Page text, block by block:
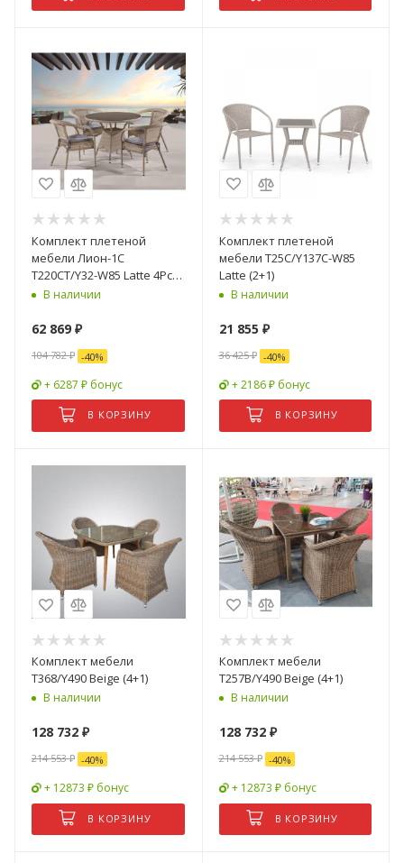
Комплект плетеной
мебели Лион-1C
T220CT/Y32-W85 Latte 4Pcs
(4+1)В наличии
62 869 ₽
104 782₽ -40%
+ 6287 ₽ бонус
В КОРЗИНУ
Комплект плетеной
мебели T25C/Y137C-W85
Latte (2+1)
В наличии
21 855 ₽
36 425₽ -40%
+ 2186 ₽ бонус
В КОРЗИНУ
Комплект мебели
T368/Y490 Beige (4+1)
В наличии
128 732 ₽
214 553₽ -40%
+ 12873 ₽ бонус
В КОРЗИНУ
Комплект мебели
T257B/Y490 Beige (4+1)
В наличии
128 732₽
214 553₽ -40%
+ 12873 ₽ бонус
В КОРЗИНУ